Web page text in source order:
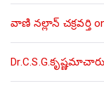
వాణి నల్లాన్ చక్రవర్తి